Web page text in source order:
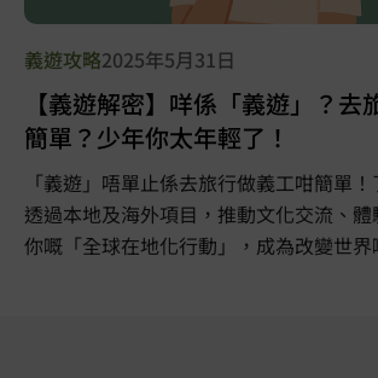
義遊攻略2025年5月31日
【義遊解密】咩係「義遊」？去
簡單？少年你太年輕了！
「義遊」唔單止係去旅行做義工咁簡單
透過本地及海外項目，推動文化交流、
你嘅「全球在地化行動」，成為改變世界